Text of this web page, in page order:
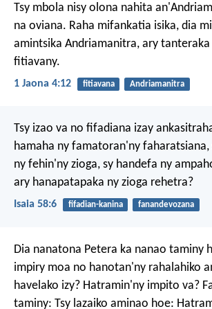
Tsy mbola nisy olona nahita
na oviana. Raha mifankatia isika, dia
amintsika Andriamanitra, ary
fitiavany.
1 Jaona 4:12 fitiavana Andriamanitra
Tsy izao va no fifadiana izay
hamaha ny famatoran'ny faharatsiana,
ny fehin'ny zioga, sy handefa ny
ary hanapatapaka ny zioga rehetra?
Isaia 58:6 fifadian-kanina fanandevozana
Dia nanatona Petera ka nanao taminy
impiry moa no hanotan'ny rahalahiko
havelako izy? Hatramin'ny impito va?
taminy: Tsy lazaiko aminao hoe: